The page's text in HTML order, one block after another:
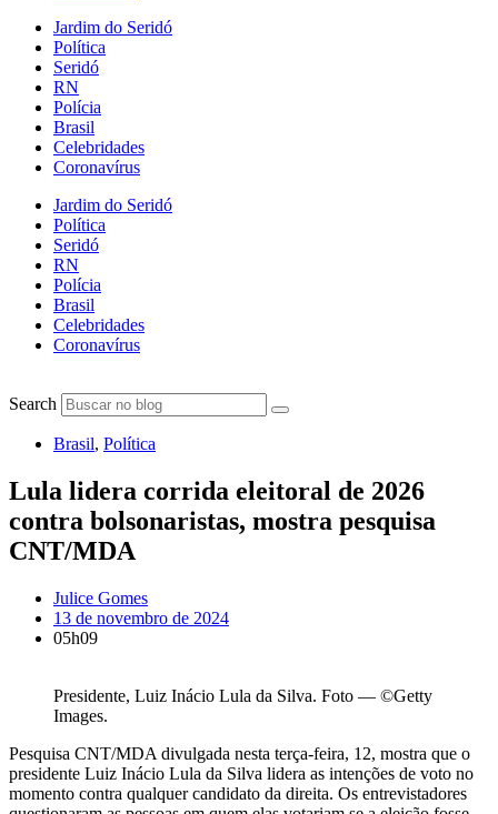
Jardim do Seridó
Política
Seridó
RN
Polícia
Brasil
Celebridades
Coronavírus
Jardim do Seridó
Política
Seridó
RN
Polícia
Brasil
Celebridades
Coronavírus
Search
Brasil, Política
Lula lidera corrida eleitoral de 2026
contra bolsonaristas, mostra pesquisa
CNT/MDA
Julice Gomes
13 de novembro de 2024
05h09
Presidente, Luiz Inácio Lula da Silva. Foto — ©Getty
Images.
Pesquisa CNT/MDA divulgada nesta terça-feira, 12, mostra que o
presidente Luiz Inácio Lula da Silva lidera as intenções de voto no
momento contra qualquer candidato da direita. Os entrevistadores